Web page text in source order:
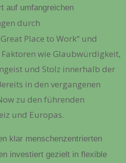
auf umfangreichen
durch
Place to Work“ und
wie Glaubwürdigkeit,
und Stolz innerhalb der
in den vergangenen
zu den führenden
und Europas.
klar menschenzentrierten
investiert gezielt in flexible